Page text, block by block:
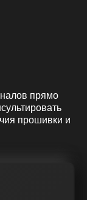
прямо
прошивки и